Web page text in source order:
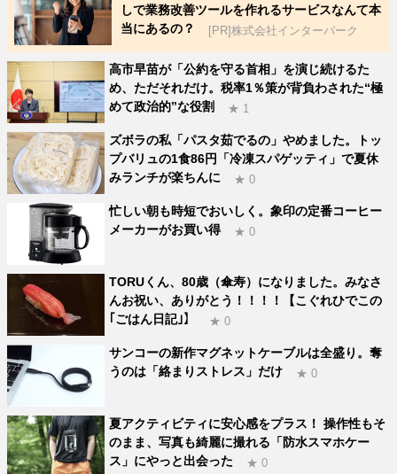
しで業務改善ツールを作れるサービスなんて本
当にあるの？
[PR]株式会社インターパーク
高市早苗が「公約を守る首相」を演じ続けるた
め、ただそれだけ。税率1％策が背負わされた“極
めて政治的”な役割
★ 1
ズボラの私「パスタ茹でるの」やめました。トッ
プバリュの1食86円「冷凍スパゲッティ」で夏休
みランチが楽ちんに
★ 0
忙しい朝も時短でおいしく。象印の定番コーヒー
メーカーがお買い得
★ 0
TORUくん、80歳（傘寿）になりました。みなさ
んお祝い、ありがとう！！！！【こぐれひでこの
｢ごはん日記｣】
★ 0
サンコーの新作マグネットケーブルは全盛り。奪
うのは「絡まりストレス」だけ
★ 0
夏アクティビティに安心感をプラス！ 操作性もそ
のまま、写真も綺麗に撮れる「防水スマホケー
ス」にやっと出会った
★ 0